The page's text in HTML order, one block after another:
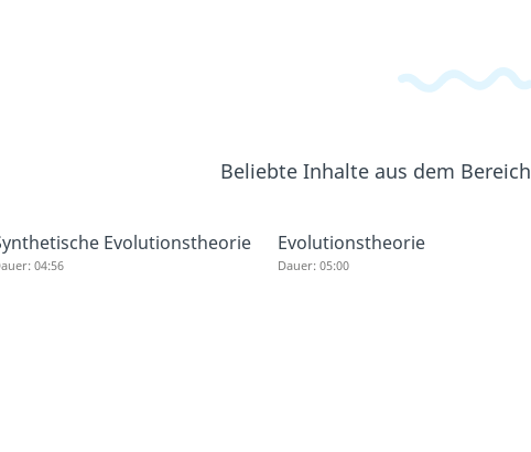
Beliebte Inhalte aus dem Bereich
Evolutionstheorie
04:56
Evolutionstheorie
Dauer: 05:00